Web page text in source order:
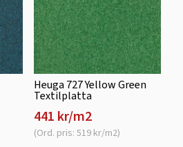
Heuga 727 Yellow Green
Textilplatta
441 kr/m2
(Ord. pris: 519 kr/m2)